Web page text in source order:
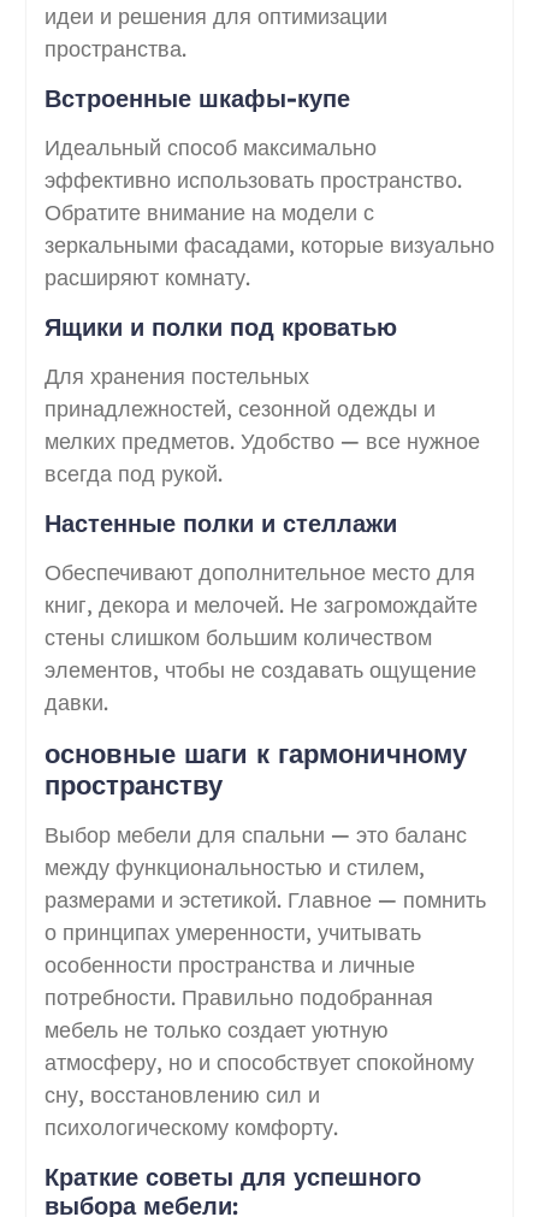
идеи и решения для оптимизации
пространства.
Встроенные шкафы-купе
Идеальный способ максимально
эффективно использовать пространство.
Обратите внимание на модели с
зеркальными фасадами, которые визуально
расширяют комнату.
Ящики и полки под кроватью
Для хранения постельных
принадлежностей, сезонной одежды и
мелких предметов. Удобство — все нужное
всегда под рукой.
Настенные полки и стеллажи
Обеспечивают дополнительное место для
книг, декора и мелочей. Не загромождайте
стены слишком большим количеством
элементов, чтобы не создавать ощущение
давки.
основные шаги к гармоничному
пространству
Выбор мебели для спальни — это баланс
между функциональностью и стилем,
размерами и эстетикой. Главное — помнить
о принципах умеренности, учитывать
особенности пространства и личные
потребности. Правильно подобранная
мебель не только создает уютную
атмосферу, но и способствует спокойному
сну, восстановлению сил и
психологическому комфорту.
Краткие советы для успешного
выбора мебели: